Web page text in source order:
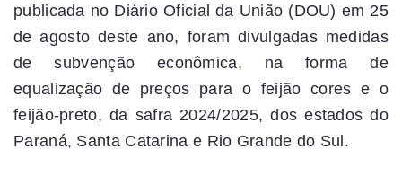
publicada no Diário Oficial da União (DOU) em 25
de agosto deste ano, foram divulgadas medidas
de subvenção econômica, na forma de
equalização de preços para o feijão cores e o
feijão-preto, da safra 2024/2025, dos estados do
Paraná, Santa Catarina e Rio Grande do Sul.